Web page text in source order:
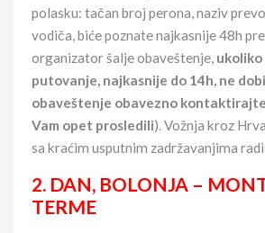
polasku: tačan broj perona, naziv
vodiča, biće poznate najkasnije 48h
organizator šalje obaveštenje, ukoliko
putovanje, najkasnije do 14h, ne
obaveštenje obavezno
Vam opet prosledili). Vožnja kroz
sa kraćim usputnim zadržavanjima
2. DAN, BOLONJA –
TERME